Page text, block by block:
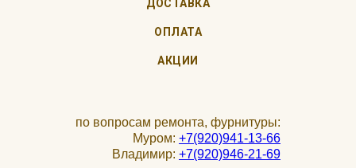
ДОСТАВКА
ОПЛАТА
АКЦИИ
по вопросам ремонта, фурнитуры:
Муром: +7(920)941-13-66
Владимир: +7(920)946-21-69